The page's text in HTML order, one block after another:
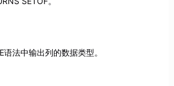
语法中输出列的数据类型。